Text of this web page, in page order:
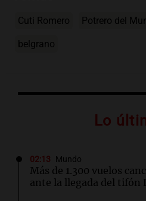
Cuti Romero Potrero del
belgrano
Lo
02:13 Mundo
Más de 1.300 vuelos
ante la llegada del tifón